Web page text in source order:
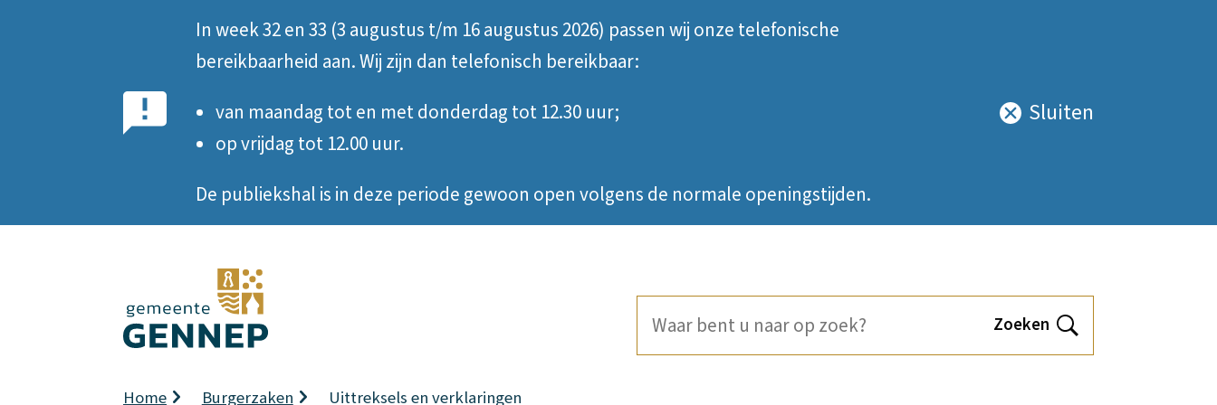
Belangrijke
notificatie
In week 32 en 33 (3 augustus t/m 16 augustus 2026) passen wij onze telefonische
bereikbaarheid aan. Wij zijn dan telefonisch bereikbaar:
van maandag tot en met donderdag tot 12.30 uur;
op vrijdag tot 12.00 uur.
De publiekshal is in deze periode gewoon open volgens de normale openingstijden.
Sluiten
Sluit
Waar
Zoeken
Kruimelpad
Home Burgerzaken Uittreksels en verklaringen